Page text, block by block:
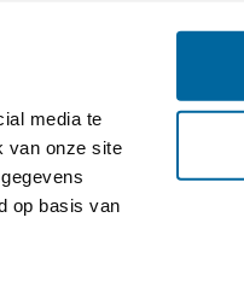
media te
van onze site
op basis van
Colofon